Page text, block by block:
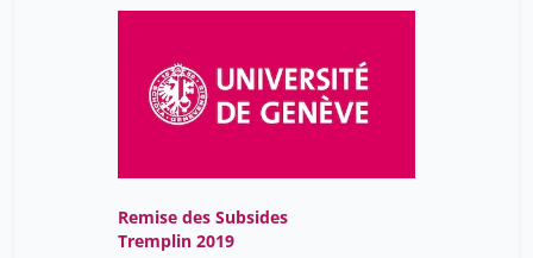
Remise des Subsides
Tremplin 2019